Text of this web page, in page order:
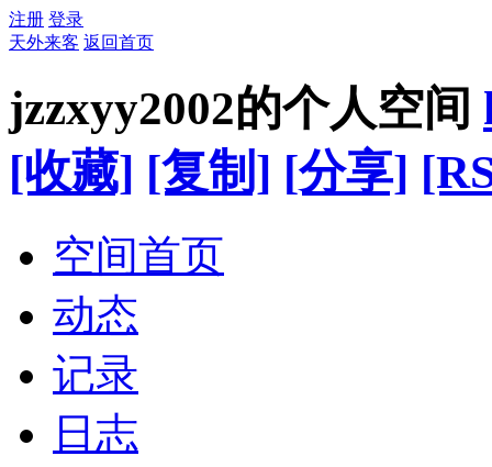
注册 登录
天外来客 返回首页
jzzxyy2002的个人空间
[收藏] [复制] [分享]
空间首页
动态
记录
日志